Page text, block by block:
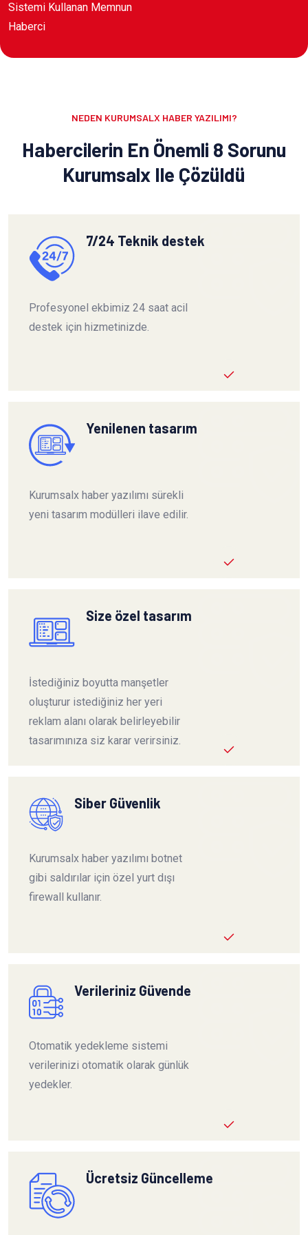
Sistemi Kullanan Memnun
Haberci
NEDEN KURUMSALX HABER YAZILIMI?
Habercilerin En Önemli 8 Sorunu
Kurumsalx Ile Çözüldü
7/24 Teknik destek
Profesyonel ekbimiz 24 saat acil
destek için hizmetinizde.
Yenilenen tasarım
Kurumsalx haber yazılımı sürekli
yeni tasarım modülleri ilave edilir.
Size özel tasarım
İstediğiniz boyutta manşetler
oluşturur istediğiniz her yeri
reklam alanı olarak belirleyebilir
tasarımınıza siz karar verirsiniz.
Siber Güvenlik
Kurumsalx haber yazılımı botnet
gibi saldırılar için özel yurt dışı
firewall kullanır.
Verileriniz Güvende
Otomatik yedekleme sistemi
verilerinizi otomatik olarak günlük
yedekler.
Ücretsiz Güncelleme